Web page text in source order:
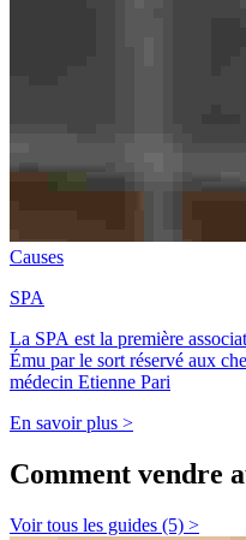
Causes
SPA
La SPA est la première
Ému par le sort réservé aux
médecin Etienne Pari
En savoir plus >
Comment vendre
Voir tous les guides (5) >